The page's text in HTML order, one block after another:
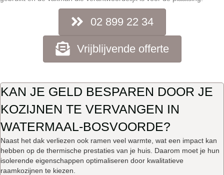
02 899 22 34
Vrijblijvende offerte
KAN JE GELD BESPAREN DOOR JE
KOZIJNEN TE VERVANGEN IN
WATERMAAL-BOSVOORDE?
Naast het dak verliezen ook ramen veel warmte, wat een impact kan
hebben op de thermische prestaties van je huis. Daarom moet je hun
isolerende eigenschappen optimaliseren door kwalitatieve
raamkozijnen te kiezen.